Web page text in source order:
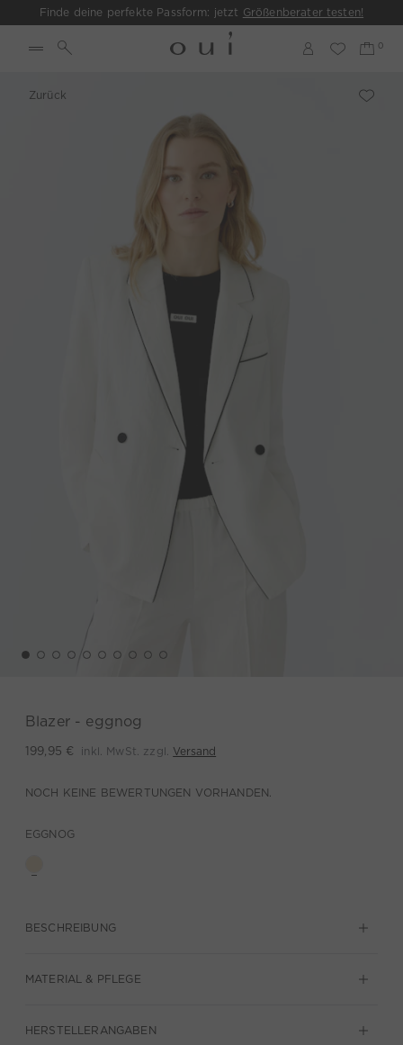
Finde deine perfekte Passform: jetzt Größenberater testen!
Zurück
Blazer - eggnog
199,95 € inkl. MwSt. zzgl. Versand
NOCH KEINE BEWERTUNGEN VORHANDEN.
EGGNOG
BESCHREIBUNG
MATERIAL & PFLEGE
HERSTELLERANGABEN